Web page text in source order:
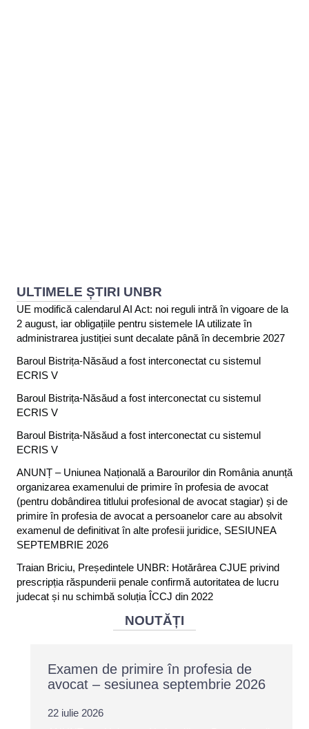
ULTIMELE ȘTIRI UNBR
UE modifică calendarul AI Act: noi reguli intră în vigoare de la
2 august, iar obligațiile pentru sistemele IA utilizate în
administrarea justiției sunt decalate până în decembrie 2027
Baroul Bistrița-Năsăud a fost interconectat cu sistemul
ECRIS V
Baroul Bistrița-Năsăud a fost interconectat cu sistemul
ECRIS V
Baroul Bistrița-Năsăud a fost interconectat cu sistemul
ECRIS V
ANUNȚ – Uniunea Națională a Barourilor din România anunță
organizarea examenului de primire în profesia de avocat
(pentru dobândirea titlului profesional de avocat stagiar) și de
primire în profesia de avocat a persoanelor care au absolvit
examenul de definitivat în alte profesii juridice, SESIUNEA
SEPTEMBRIE 2026
Traian Briciu, Președintele UNBR: Hotărârea CJUE privind
prescripția răspunderii penale confirmă autoritatea de lucru
judecat și nu schimbă soluția ÎCCJ din 2022
NOUTĂȚI
Examen de primire în profesia de
avocat – sesiunea septembrie 2026
22 iulie 2026